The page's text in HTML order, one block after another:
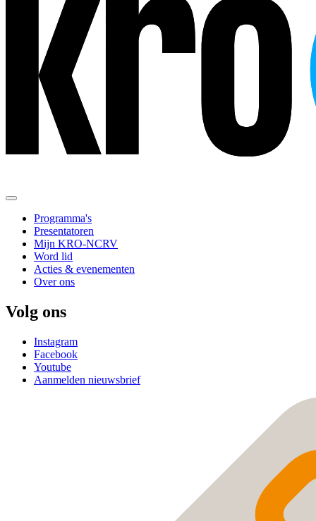
Programma's
Presentatoren
Mijn KRO-NCRV
Word lid
Acties & evenementen
Over ons
Volg ons
Instagram
Facebook
Youtube
Aanmelden nieuwsbrief